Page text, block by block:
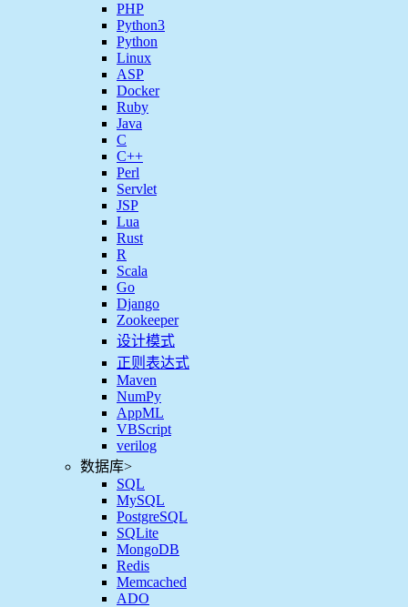
PHP
Python3
Python
Linux
ASP
Docker
Ruby
Java
C
C++
Perl
Servlet
JSP
Lua
Rust
R
Scala
Go
Django
Zookeeper
设计模式
正则表达式
Maven
NumPy
AppML
VBScript
verilog
数据库>
SQL
MySQL
PostgreSQL
SQLite
MongoDB
Redis
Memcached
ADO